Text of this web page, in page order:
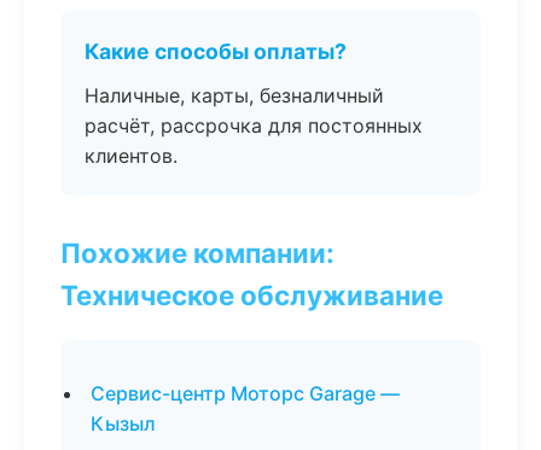
Какие способы оплаты?
Наличные, карты, безналичный
расчёт, рассрочка для постоянных
клиентов.
Похожие компании:
Техническое обслуживание
Сервис-центр Моторс Garage —
Кызыл